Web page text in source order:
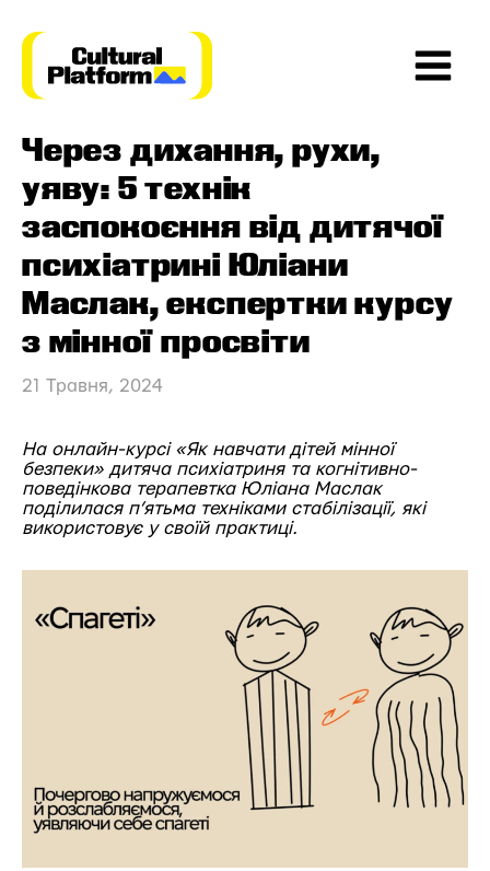
вмісту
Через дихання, рухи,
уяву: 5 технік
заспокоєння від дитячої
психіатрині Юліани
Маслак, експертки курсу
з мінної просвіти
21 Травня, 2024
На онлайн-курсі «Як навчати дітей мінної
безпеки» дитяча психіатриня та когнітивно-
поведінкова терапевтка Юліана Маслак
поділилася п’ятьма техніками стабілізації, які
використовує у своїй практиці.